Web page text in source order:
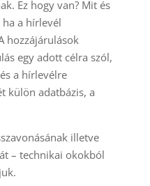
Ez hogy van? Mit és
a hírlevél
hozzájárulások
egy adott célra szól,
a hírlevélre
külön adatbázis, a
illetve
– technikai okokból